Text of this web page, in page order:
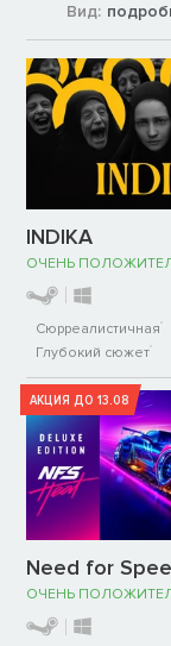
Вид:
INDIKA
ОЧЕНЬ
Сюрреалистичная
Глубокий сюжет
АКЦИЯ ДО 13.08
Need for
ОЧЕНЬ